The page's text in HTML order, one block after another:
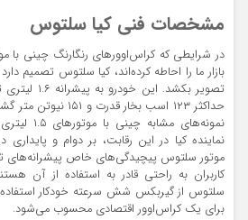
مشخصات فنی کیا سلتوس
بازار ما را احاطه کرده‌اند، کیا سلتوس تصمیم
تصویر بکشد.
حداکثر ۱۲۳ اسب بخار
نمونه‌های
نماینده کیا در این رقابت، بر دوام و
موتور سلتوس پیچیدگی‌های خاص پیشرانه‌های
کاربران به راحتی قادر به استفاده از آن
سلتوس از گیربکس شش سرعته خودکار
برای یک کراس‌اوور اقتصادی محسوب می‌شود.